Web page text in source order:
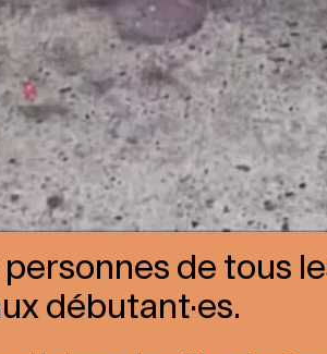
personnes de tous
débutant·es.